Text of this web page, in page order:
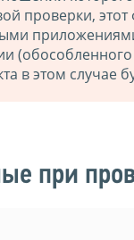
проверки,
в этом случае
при